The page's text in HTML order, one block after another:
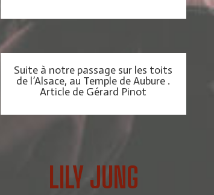
Suite à notre passage sur les toits
de l’Alsace, au Temple de Aubure .
Article de Gérard Pinot
LILY JUNG